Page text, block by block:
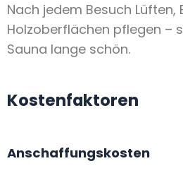
Nach jedem Besuch Lüften,
Holzoberflächen pflegen –
Sauna lange schön.
Kostenfaktoren
Anschaffungskosten